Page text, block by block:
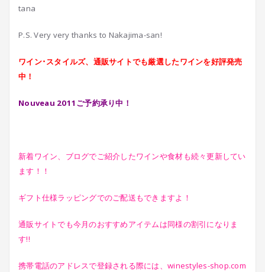
tana
P.S. Very very thanks to Nakajima-san!
ワイン･スタイルズ、通販サイトでも厳選したワインを好評発売
中！
Nouveau 2011ご予約承り中！
新着ワイン、ブログでご紹介したワインや食材も続々更新してい
ます！！
ギフト仕様ラッピングでのご配送もできますよ！
通販サイトでも今月のおすすめアイテムは同様の割引になりま
す!!
携帯電話のアドレスで登録される際には、winestyles-shop.com